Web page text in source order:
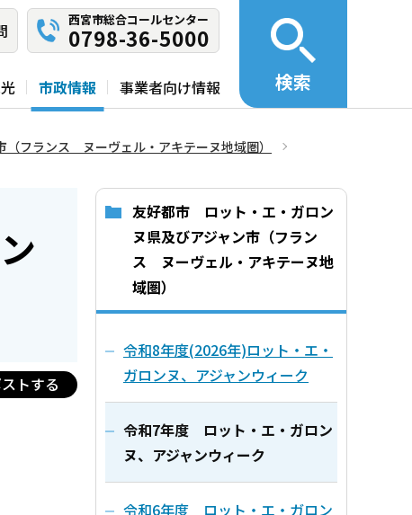
西宮市総合コールセンター
0798-36-5000
市政情報 事業者向け情報 検索
フランス ヌーヴェル・アキテーヌ地域圏）
トする
友好都市 ロット・エ・ガロン
ヌ県及びアジャン市（フラン
ス ヌーヴェル・アキテーヌ地
域圏）
令和8年度(2026年)ロット・エ・
ガロンヌ、アジャンウィーク
令和7年度 ロット・エ・ガロン
ヌ、アジャンウィーク
令和6年度 ロット・エ・ガロン